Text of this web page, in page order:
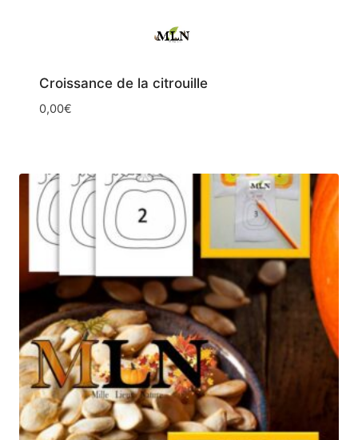
Croissance de la citrouille
0,00€